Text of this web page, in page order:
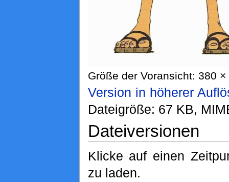
Größe der Voransicht: 380
Version in höherer
Dateigröße: 67 KB,
Dateiversionen
Klicke auf einen
zu laden.